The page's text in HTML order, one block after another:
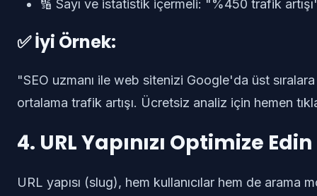
🔢 Sayı ve istatistik içermeli: "%450 trafik
✅ İyi Örnek:
"SEO uzmanı ile web sitenizi Google'da üst
ortalama trafik artışı. Ücretsiz analiz için hemen
4. URL Yapınızı Optimize Edin
URL yapısı (slug), hem kullanıcılar hem de arama